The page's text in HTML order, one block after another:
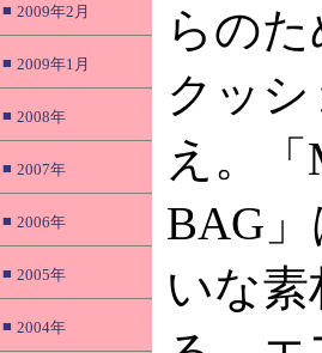
■ 2009年2月
■ 2009年1月
■ 2008年
■ 2007年
■ 2006年
■ 2005年
■ 2004年
らの
クッ
え。「
BAG
いな